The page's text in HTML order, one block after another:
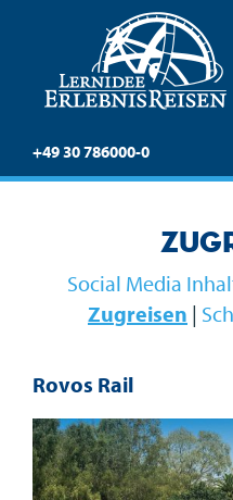
+49 30 786000-0
Social Media
Zugreisen |
Rovos Rail